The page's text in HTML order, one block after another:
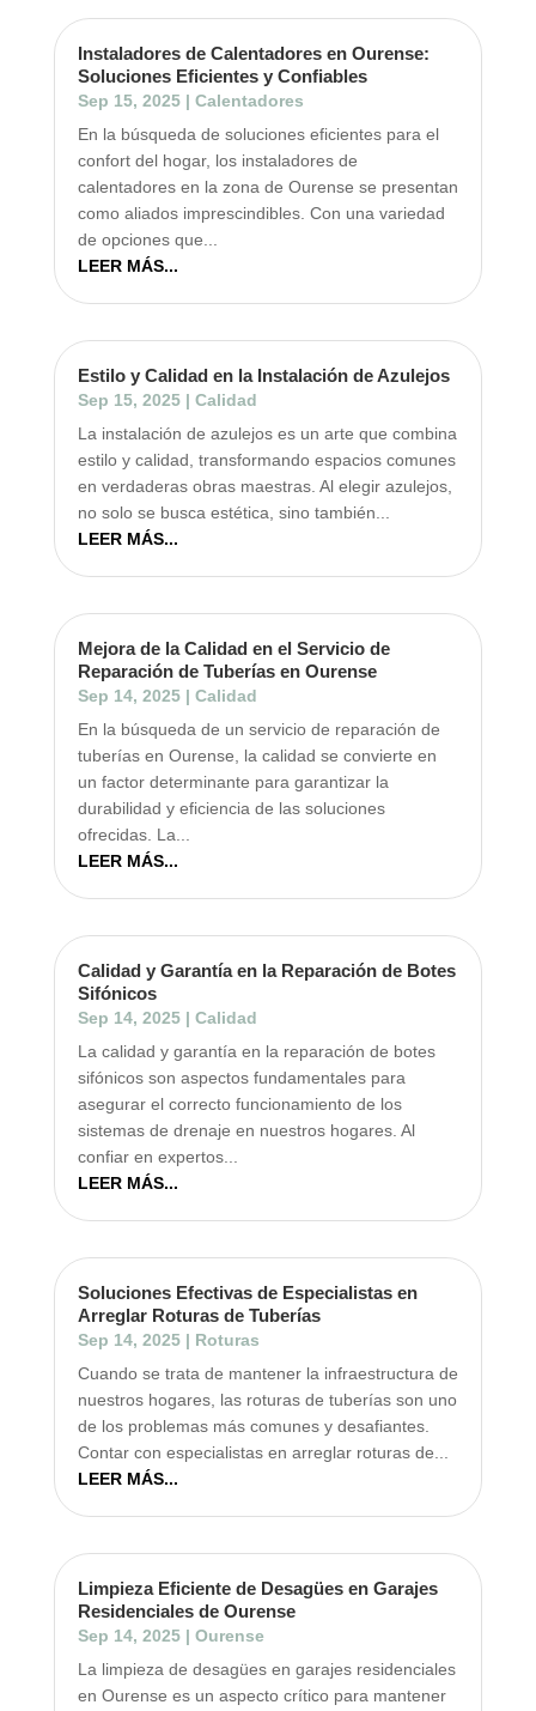
Instaladores de Calentadores en Ourense:
Soluciones Eficientes y Confiables
Sep 15, 2025| Calentadores
En la búsqueda de soluciones eficientes para el
confort del hogar, los instaladores de
calentadores en la zona de Ourense se presentan
como aliados imprescindibles. Con una variedad
de opciones que...
LEER MÁS...
Estilo y Calidad en la Instalación de Azulejos
Sep 15, 2025| Calidad
La instalación de azulejos es un arte que combina
estilo y calidad, transformando espacios comunes
en verdaderas obras maestras. Al elegir azulejos,
no solo se busca estética, sino también...
LEER MÁS...
Mejora de la Calidad en el Servicio de
Reparación de Tuberías en Ourense
Sep 14, 2025| Calidad
En la búsqueda de un servicio de reparación de
tuberías en Ourense, la calidad se convierte en
un factor determinante para garantizar la
durabilidad y eficiencia de las soluciones
ofrecidas. La...
LEER MÁS...
Calidad y Garantía en la Reparación de Botes
Sifónicos
Sep 14, 2025| Calidad
La calidad y garantía en la reparación de botes
sifónicos son aspectos fundamentales para
asegurar el correcto funcionamiento de los
sistemas de drenaje en nuestros hogares. Al
confiar en expertos...
LEER MÁS...
Soluciones Efectivas de Especialistas en
Arreglar Roturas de Tuberías
Sep 14, 2025| Roturas
Cuando se trata de mantener la infraestructura de
nuestros hogares, las roturas de tuberías son uno
de los problemas más comunes y desafiantes.
Contar con especialistas en arreglar roturas de...
LEER MÁS...
Limpieza Eficiente de Desagües en Garajes
Residenciales de Ourense
Sep 14, 2025| Ourense
La limpieza de desagües en garajes residenciales
en Ourense es un aspecto crítico para mantener